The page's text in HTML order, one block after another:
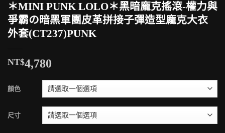
＊MINI PUNK LOLO＊黑暗龐克搖滾-權力與
爭霸の暗黑軍團皮革拼接子彈造型龐克大衣
外套(CT237)PUNK
NT$4,780
顏色
尺寸